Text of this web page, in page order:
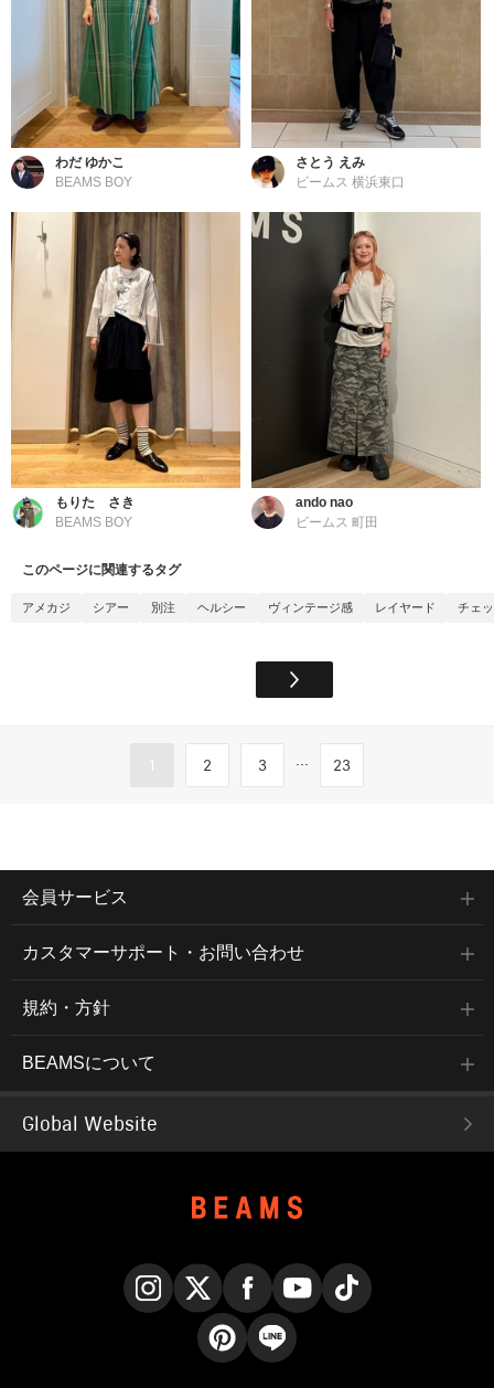
わだ ゆかこ
BEAMS BOY
さとう えみ
ビームス 横浜東口
もりた さき
BEAMS BOY
ando nao
ビームス 町田
このページに関連するタグ
アメカジ シアー 別注 ヘルシー ヴィンテージ感 レイヤード チェ
1 2 3 ... 23
会員サービス
カスタマーサポート・お問い合わせ
規約・方針
BEAMSについて
Global Website